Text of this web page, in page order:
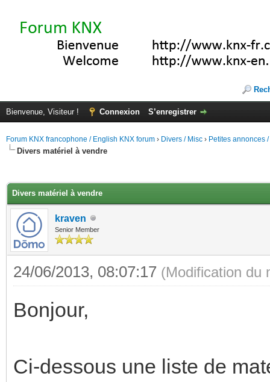
Bienvenue, Visiteur ! Connexion S’enregistrer
Forum KNX francophone / English KNX forum › Divers / Misc › Petites annonces
Divers matériel à vendre
Divers matériel à vendre
kraven
Senior Member
24/06/2013, 08:07:17 (Modification du
Bonjour,
Ci-dessous une liste de